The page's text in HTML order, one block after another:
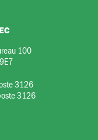
100
3126
3126